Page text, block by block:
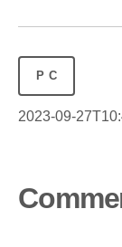
PC
2023-09-